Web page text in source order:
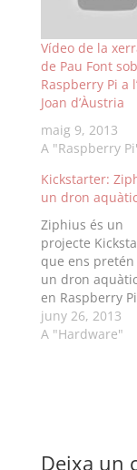
Vídeo de la
de Pau Font
Raspberry Pi a
Joan d’Àustria
maig 9, 2013
A "Raspberry
Kickstarter:
un dron aquàtic
Ziphius és un
projecte
que ens
un dron
en Raspberry
equipat amb
càmeres, que
presentació per
juny 26, 2013
A "Hardware"
Deixa un